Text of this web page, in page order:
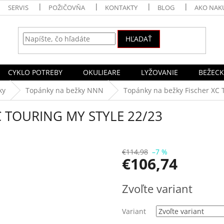
SERVIS POŽIČOVŇA KONTAKTY BLOG AKO
HĽADAŤ
CYKLO POTREBY OKULIEARE LYŽOVANIE
Topánky na bežky NNN Topánky na bežky Fischer XC
MY STYLE 22/23
€114,98 –7 %
€106,74
cena:
Zvoľte variant
Variant